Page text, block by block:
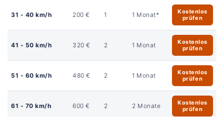
31 - 40 km/h 200 € 1 1 Monat*
Kostenlos
prüfen
41 - 50 km/h 320 € 2 1 Monat
Kostenlos
prüfen
51 - 60 km/h 480 € 2 1 Monat
Kostenlos
prüfen
61 - 70 km/h 600 € 2 2 Monate
Kostenlos
prüfen